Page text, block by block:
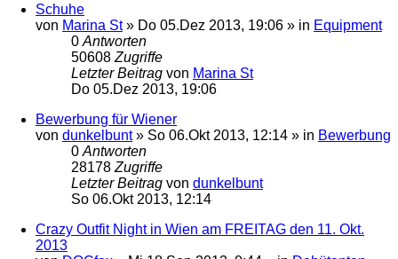
Schuhe
von Marina St» Do 05.Dez 2013, 19:06 » in Equipment
0 Antworten
50608 Zugriffe
Letzter Beitrag von Marina St
Do 05.Dez 2013, 19:06
Bewerbung für Wiener
von dunkelbunt» So 06.Okt 2013, 12:14 » in Bewerbung
0 Antworten
28178 Zugriffe
Letzter Beitrag von dunkelbunt
So 06.Okt 2013, 12:14
Crazy Outfit Night in Wien am FREITAG den 11. Okt.
2013